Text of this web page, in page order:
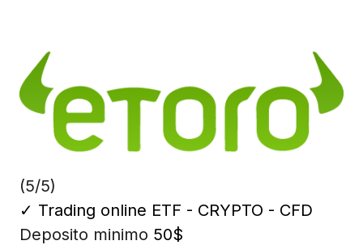
(5/5)
✓ Trading online ETF - CRYPTO - CFD
Deposito minimo 50$